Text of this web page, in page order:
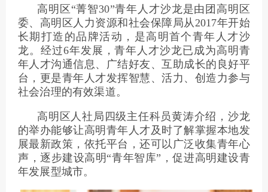
高明区“菁智30”青年人才沙龙是由团高明区
委、高明区人力资源和社会保障局从2017年开始
长期打造的品牌活动，是高明首个青年人才沙
龙。经过6年发展，青年人才沙龙已成为高明青
年人才沟通信息、广结好友、互助成长的良好平
台，更是青年人才发挥智慧、活力、创造力参与
社会治理的有效渠道。
高明区人社局四级主任科员黄涛介绍，沙龙
的举办能够让高明青年人才及时了解掌握本地发
展最新政策，依托平台，还可以广泛收集青年心
声，逐步建设高明“青年智库”，促进高明建设青
年发展型城市。